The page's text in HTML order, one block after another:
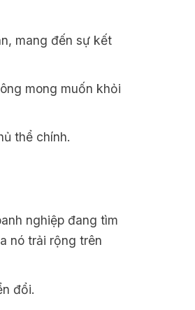
mang đến sự kết
mong muốn khỏi
thể chính.
nghiệp đang tìm
nó trải rộng trên
đổi.